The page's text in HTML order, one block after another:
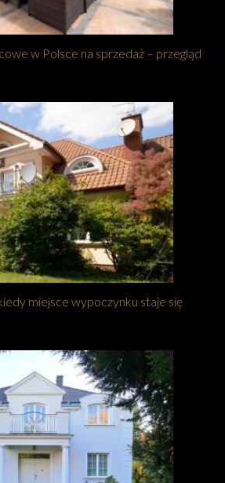
w Polsce na sprzedaż – przegląd
miejsce wypoczynku staje się